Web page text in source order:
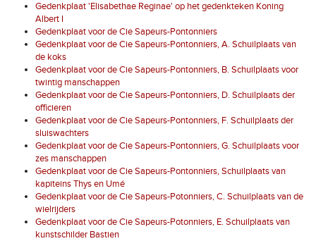
Gedenkplaat 'Elisabethae Reginae' op het gedenkteken Koning
Albert I
Gedenkplaat voor de Cie Sapeurs-Pontonniers
Gedenkplaat voor de Cie Sapeurs-Pontonniers, A. Schuilplaats van
de koks
Gedenkplaat voor de Cie Sapeurs-Pontonniers, B. Schuilplaats voor
twintig manschappen
Gedenkplaat voor de Cie Sapeurs-Pontonniers, D. Schuilplaats der
officieren
Gedenkplaat voor de Cie Sapeurs-Pontonniers, F. Schuilplaats der
sluiswachters
Gedenkplaat voor de Cie Sapeurs-Pontonniers, G. Schuilplaats voor
zes manschappen
Gedenkplaat voor de Cie Sapeurs-Pontonniers, Schuilplaats van
kapiteins Thys en Umé
Gedenkplaat voor de Cie Sapeurs-Potonniers, C. Schuilplaats van de
wielrijders
Gedenkplaat voor de Cie Sapeurs-Potonniers, E. Schuilplaats van
kunstschilder Bastien